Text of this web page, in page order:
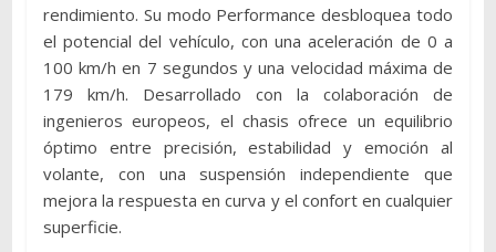
rendimiento. Su modo Performance desbloquea todo
el potencial del vehículo, con una aceleración de 0 a
100 km/h en 7 segundos y una velocidad máxima de
179 km/h. Desarrollado con la colaboración de
ingenieros europeos, el chasis ofrece un equilibrio
óptimo entre precisión, estabilidad y emoción al
volante, con una suspensión independiente que
mejora la respuesta en curva y el confort en cualquier
superficie.